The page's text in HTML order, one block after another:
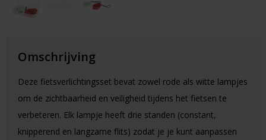
Omschrijving
Deze fietsverlichtingsset bevat zowel rode als witte lampjes
om de zichtbaarheid en veiligheid tijdens het fietsen te
verbeteren. Elk lampje heeft drie standen (constant,
knipperend en langzame flits) zodat je je kunt aanpassen